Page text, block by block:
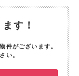
す！
件がございます。
い。